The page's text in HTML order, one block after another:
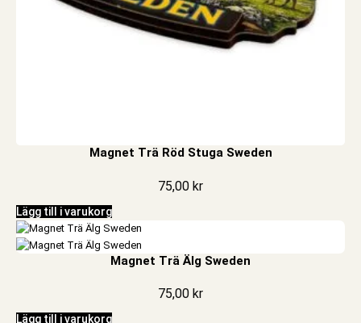
Magnet Trä Röd Stuga Sweden
75,00 kr
Lägg till i varukorg
Magnet Trä Älg Sweden
75,00 kr
Lägg till i varukorg